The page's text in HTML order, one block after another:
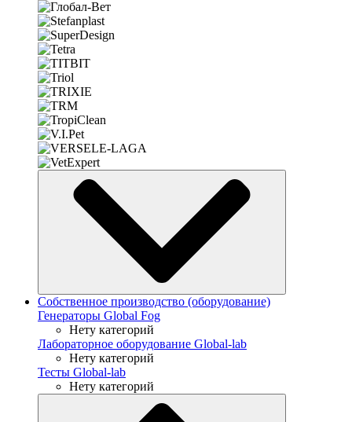
Собственное производство (оборудование)
Генераторы Global Fog
Нету категорий
Лабораторное оборудование Global-lab
Нету категорий
Тесты Global-lab
Нету категорий